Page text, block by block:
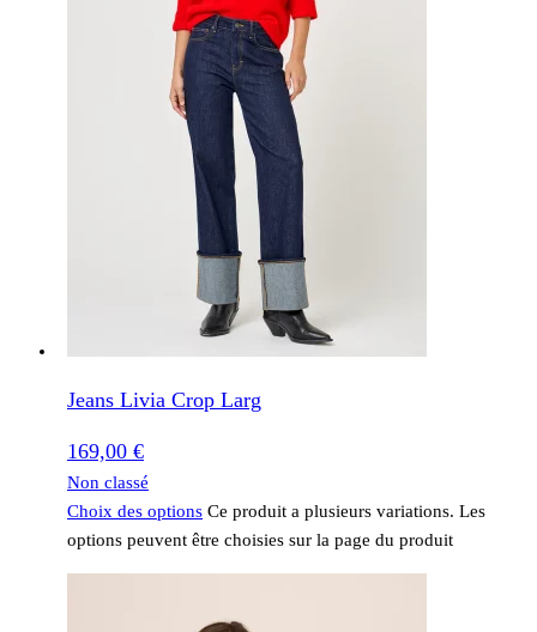
Jeans Livia Crop Larg
169,00 €
Non classé
Choix des options Ce produit a plusieurs variations. Les
options peuvent être choisies sur la page du produit